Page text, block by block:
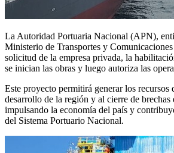
La Autoridad Portuaria Nacional (APN),
Ministerio de Transportes y
solicitud de la empresa privada, la
se inician las obras y luego autoriza las
Este proyecto permitirá generar los recursos
desarrollo de la región y al cierre de brechas
impulsando la economía del país y
del Sistema Portuario Nacional.